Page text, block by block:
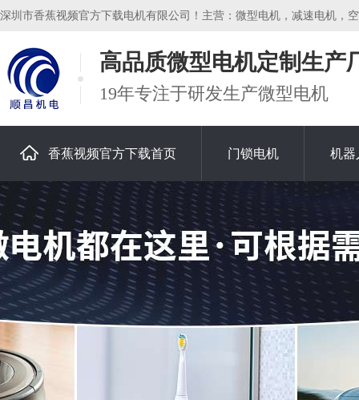
深圳市香蕉视频官方下载电机有限公司！主营：微型电机，减速电机，
高品质微型电机定制生产
19年专注于研发生产微型电机
香蕉视频官方下载首页 门锁电机 机器
关于香蕉视频官方下载